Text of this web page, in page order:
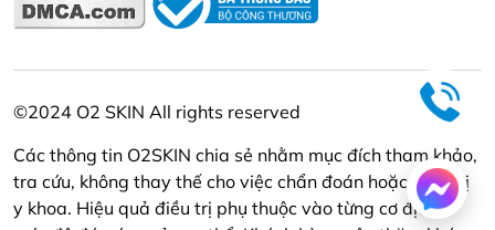
©2024 O2 SKIN All rights reserved
Các thông tin O2SKIN chia sẻ nhằm mục đích tham khảo,
tra cứu, không thay thế cho việc chẩn đoán hoặc điều trị
y khoa. Hiệu quả điều trị phụ thuộc vào từng cơ địa và